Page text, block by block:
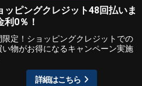
ッピングクレジット48回払いま
利0％！
限定！ショッピングクレジットでの
い物がお得になるキャンペーン実施
詳細はこちら